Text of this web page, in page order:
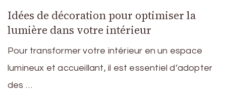
Idées de décoration pour optimiser la
lumière dans votre intérieur
Pour transformer votre intérieur en un espace
lumineux et accueillant, il est essentiel d’adopter
des …